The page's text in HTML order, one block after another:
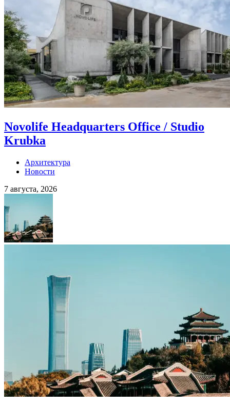
Novolife Headquarters Office / Studio
Krubka
Архитектура
Новости
7 августа, 2026